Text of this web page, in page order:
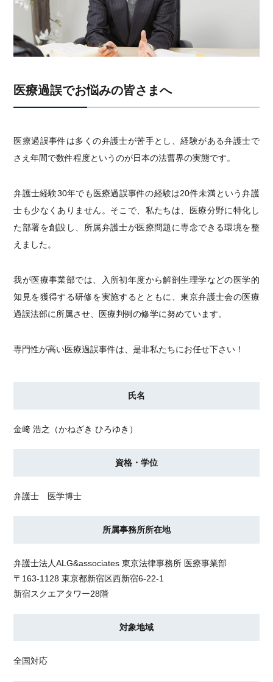
医療過誤でお悩みの皆さまへ
医療過誤事件は多くの弁護士が苦手とし、経験がある弁護士で
さえ年間で数件程度というのが日本の法曹界の実態です。
弁護士経験30年でも医療過誤事件の経験は20件未満という弁護
士も少なくありません。そこで、私たちは、医療分野に特化し
た部署を創設し、所属弁護士が医療問題に専念できる環境を整
えました。
我が医療事業部では、入所初年度から解剖生理学などの医学的
知見を獲得する研修を実施するとともに、東京弁護士会の医療
過誤法部に所属させ、医療判例の修学に努めています。
専門性が高い医療過誤事件は、是非私たちにお任せ下さい！
氏名
金﨑 浩之（かねざき ひろゆき）
資格・学位
弁護士 医学博士
所属事務所所在地
弁護士法人ALG&associates東京法律事務所 医療事業部
〒163-1128 東京都新宿区西新宿6-22-1
新宿スクエアタワー28階
対象地域
全国対応